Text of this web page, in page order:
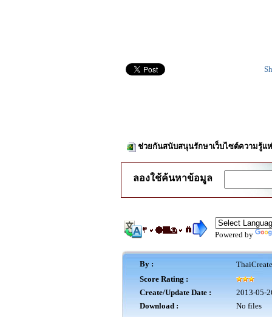
ช่วยกันสนับสนุนรักษาเว็บไซต์ความรู้แ
ลองใช้ค้นหาข้อมูล
Powered by
By :
Score Rating :
Create/Update Date :
2013-05-
Download :
No files